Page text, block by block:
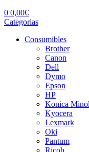
0 0,00€
Categorias
Consumibles
Brother
Canon
Dell
Dymo
Epson
HP
Konica
Kyocera
Lexmark
Oki
Pantum
Ricoh